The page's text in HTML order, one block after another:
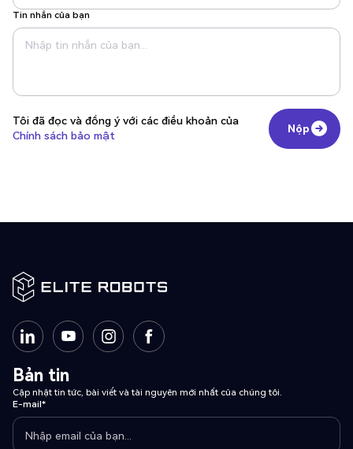
Tin nhắn của bạn
Tôi đã đọc và đồng ý với các điều khoản của
Chính sách bảo mật
Nộp
Nộp
Bản tin
Cập nhật tin tức, bài viết và tài nguyên mới nhất của chúng tôi.
E-mail*